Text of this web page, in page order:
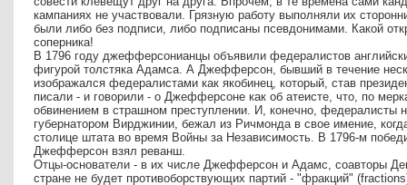
кампаниях не участвовали. Грязную работу выполняли их
были либо без подписи, либо подписаны псевдонимами. Какой
соперника!
В 1796 году джефферсонианцы объявили федералистов
фигурой толстяка Адамса. А Джефферсон, бывший в течение
изображался федералистами как якобинец, который, став
писали - и говорили - о Джефферсоне как об атеисте, что, по
обвинением в страшном преступлении. И, конечно,
губернатором Вирджинии, бежал из Ричмонда в свое имение,
столице штата во время Войны за Независимость. В 1796-м
Джефферсон взял реванш.
Отцы-основатели - в их числе Джефферсон и Адамс, соавторы
стране не будет противоборствующих партий - "фракций"